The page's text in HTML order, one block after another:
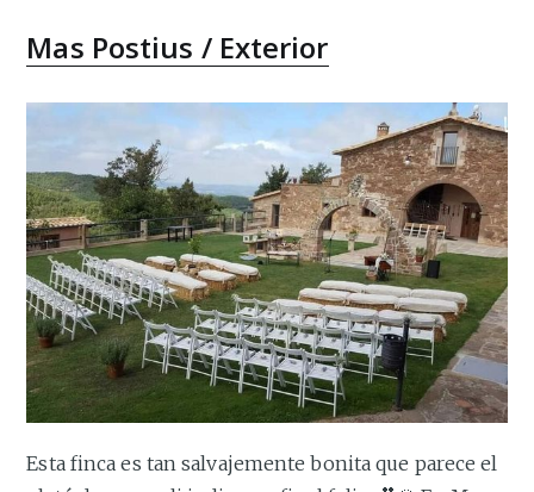
Mas Postius / Exterior
Esta finca es tan salvajemente bonita que parece el